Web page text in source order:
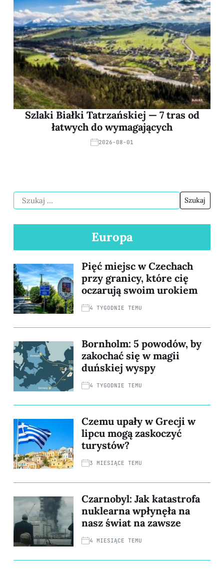
Szlaki Białki Tatrzańskiej — 7 tras od
łatwych do wymagających
2026-08-01
Europa
Pięć miejsc w Czechach
przy granicy, które cię
oczarują swoim urokiem
4 TYGODNIE TEMU
Bornholm: 5 powodów, by
zakochać się w magii
duńskiej wyspy
4 TYGODNIE TEMU
Czemu upały w Grecji w
lipcu mogą zaskoczyć
turystów?
3 MIESIĄCE TEMU
Czarnobyl: Jak katastrofa
nuklearna wpłynęła na
nasz świat na zawsze
4 MIESIĄCE TEMU